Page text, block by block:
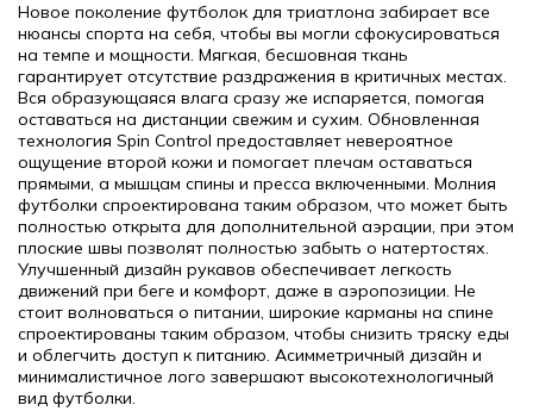
Новое поколение футболок для триатлона забирает все
нюансы спорта на себя, чтобы вы могли сфокусироваться
на темпе и мощности. Мягкая, бесшовная ткань
гарантирует отсутствие раздражения в критичных местах.
Вся образующаяся влага сразу же испаряется, помогая
оставаться на дистанции свежим и сухим. Обновленная
технология Spin Control предоставляет невероятное
ощущение второй кожи и помогает плечам оставаться
прямыми, а мышцам спины и пресса включенными. Молния
футболки спроектирована таким образом, что может быть
полностью открыта для дополнительной аэрации, при этом
плоские швы позволят полностью забыть о натертостях.
Улучшенный дизайн рукавов обеспечивает легкость
движений при беге и комфорт, даже в аэропозиции. Не
стоит волноваться о питании, широкие карманы на спине
спроектированы таким образом, чтобы снизить тряску еды
и облегчить доступ к питанию. Асимметричный дизайн и
минималистичное лого завершают высокотехнологичный
вид футболки.